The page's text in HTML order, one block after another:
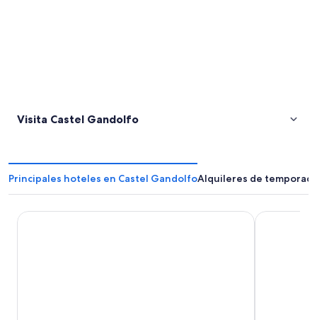
Visita Castel Gandolfo
Principales hoteles en Castel GandolfoAlquileres de
Hotel Quirinale Hilton